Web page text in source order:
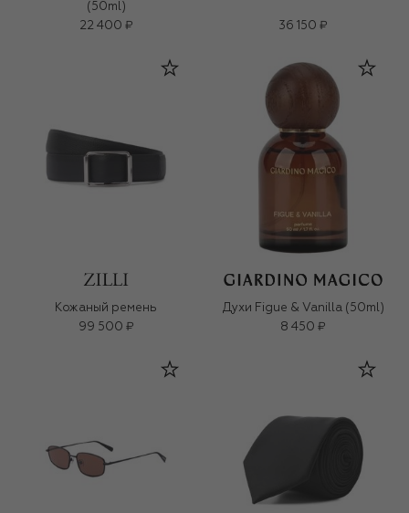
(50ml)
22 400 ₽
36 150 ₽
Кожаный ремень
99 500 ₽
Духи Figue & Vanilla (50ml)
8 450 ₽